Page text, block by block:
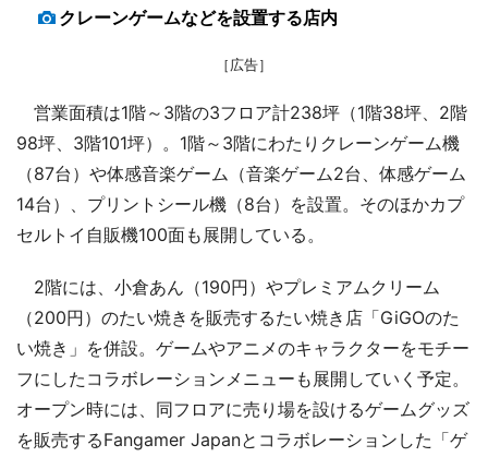
クレーンゲームなどを設置する店内
［広告］
営業面積は1階～3階の3フロア計238坪（1階38坪、2階
98坪、3階101坪）。1階～3階にわたりクレーンゲーム機
（87台）や体感音楽ゲーム（音楽ゲーム2台、体感ゲーム
14台）、プリントシール機（8台）を設置。そのほかカプ
セルトイ自販機100面も展開している。
2階には、小倉あん（190円）やプレミアムクリーム
（200円）のたい焼きを販売するたい焼き店「GiGOのた
い焼き」を併設。ゲームやアニメのキャラクターをモチー
フにしたコラボレーションメニューも展開していく予定。
オープン時には、同フロアに売り場を設けるゲームグッズ
を販売するFangamer Japanとコラボレーションした「ゲ